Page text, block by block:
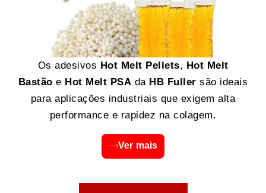
Os adesivos Hot Melt Pellets, Hot Melt
Bastão e Hot Melt PSA da HB Fuller são ideais
para aplicações industriais que exigem alta
performance e rapidez na colagem.
Ver mais